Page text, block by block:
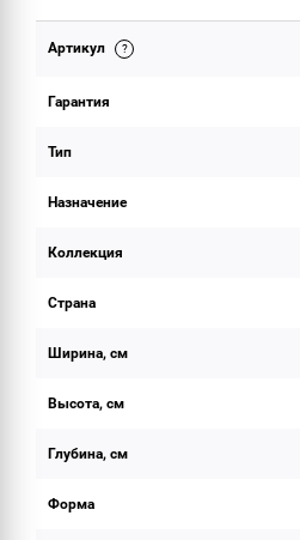
ОБЪЕМ ПОСТАВКИ
Артикул
Гарантия
Тип
Назначение
Коллекция
Страна
Ширина, см
Высота, см
Глубина, см
Форма